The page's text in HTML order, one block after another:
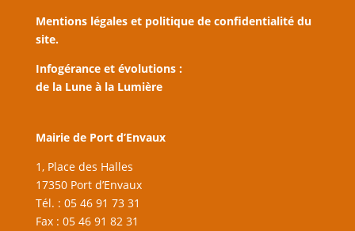
Mentions légales et politique de confidentialité du
site.
Infogérance et évolutions :
de la Lune à la Lumière
Mairie de Port d’Envaux
1, Place des Halles
17350 Port d’Envaux
Tél. : 05 46 91 73 31
Fax : 05 46 91 82 31